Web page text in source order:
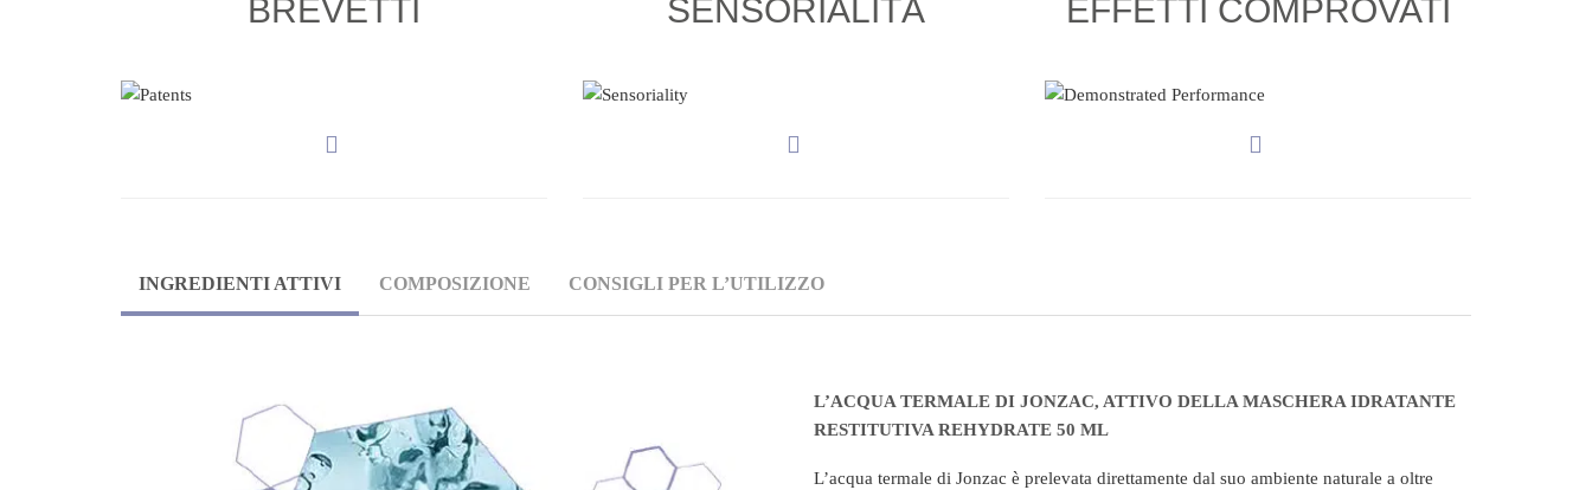
BREVETTI SENSORIALITÀ EFFETTI COMPROVATI
INGREDIENTI ATTIVI COMPOSIZIONE CONSIGLI PER L’UTILIZZO
L’ACQUA TERMALE DI JONZAC, ATTIVO DELLA MASCHERA IDRATANTE
RESTITUTIVA REHYDRATE 50 ML
L’acqua termale di Jonzac è prelevata direttamente dal suo ambiente naturale a oltre